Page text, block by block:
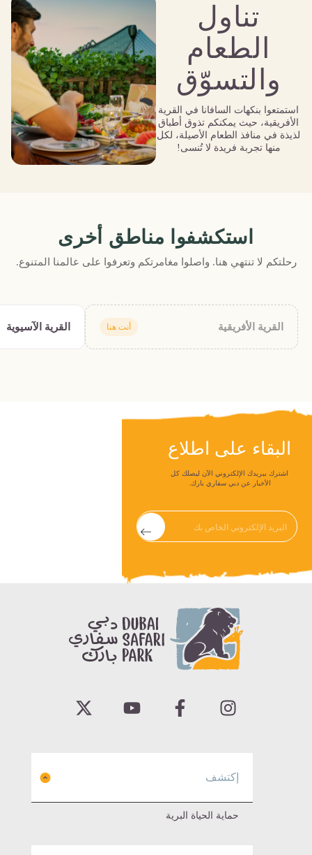
تناول
الطعام
والتسوّق
استمتعوا بنكهات السافانا في القرية
الأفريقية، حيث يمكنكم تذوق أطباق
لذيذة في منافذ الطعام الأصيلة، لكل
منها تجربة فريدة لا تُنسى!
استكشفوا مناطق أخرى
رحلتكم لا تنتهي هنا. واصلوا مغامرتكم وتعرفوا على عالمنا المتنوع.
القرية الأفريقية أنت هنا القرية الآسيوية
البقاء على اطلاع
اشترك ببريدك الإلكتروني الآن ليصلك كل
الأخبار عن دبي سفاري بارك.
Submit
إكتشف
حماية الحياة البرية